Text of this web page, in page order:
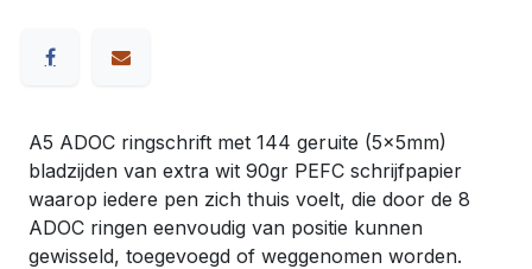
A5 ADOC ringschrift met 144 geruite (5x5mm)
bladzijden van extra wit 90gr PEFC schrijfpapier
waarop iedere pen zich thuis voelt, die door de 8
ADOC ringen eenvoudig van positie kunnen
gewisseld, toegevoegd of weggenomen worden.